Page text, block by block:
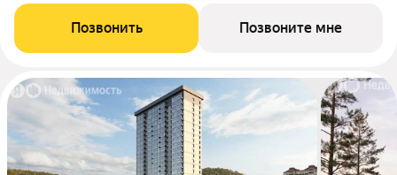
Позвонить Позвоните мне